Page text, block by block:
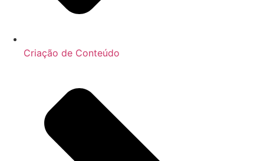
Criação de Conteúdo